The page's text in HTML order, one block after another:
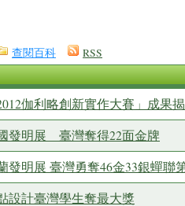
查閱百科 RSS
伽利略創新實作大賽」成果
發明展 臺灣奪得22面金牌
發明展 臺灣勇奪46金33銀蟬聯
設計臺灣學生奪最大獎